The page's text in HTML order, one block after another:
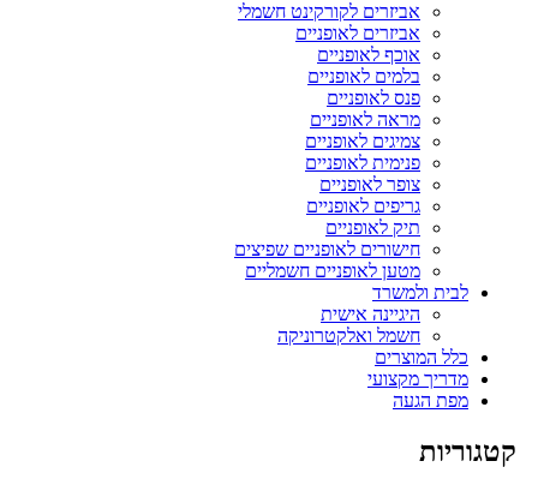
אביזרים לקורקינט חשמלי
אביזרים לאופניים
אוכף לאופניים
בלמים לאופניים
פנס לאופניים
מראה לאופניים
צמיגים לאופניים
פנימית לאופניים
צופר לאופניים
גריפים לאופניים
תיק לאופניים
חישורים לאופניים שפיצים
מטען לאופניים חשמליים
לבית ולמשרד
היגיינה אישית
חשמל ואלקטרוניקה
כלל המוצרים
מדריך מקצועי
מפת הגעה
קטגוריות